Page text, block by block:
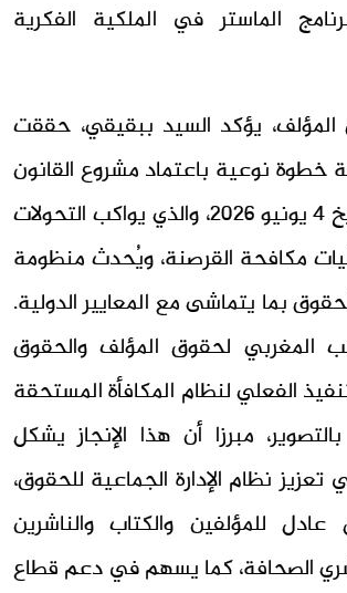
الماستر في الملكية الفكرية
يؤكد السيد ببقيقي، حققت
خطوة نوعية باعتماد مشروع القانون
رقم 013.26 بتاريخ 4 يونيو 2026، والذي يواكب التحولات
مكافحة القرصنة، ويُحدث منظومة
بما يتماشى مع المعايير الدولية.
المغربي لحقوق المؤلف والحقوق
الفعلي لنظام المكافأة المستحقة
مبرزا أن هذا الإنجاز يشكل
نظام الإدارة الجماعية للحقوق،
للمؤلفين والكتاب والناشرين
الصحافة، كما يسهم في دعم قطاع